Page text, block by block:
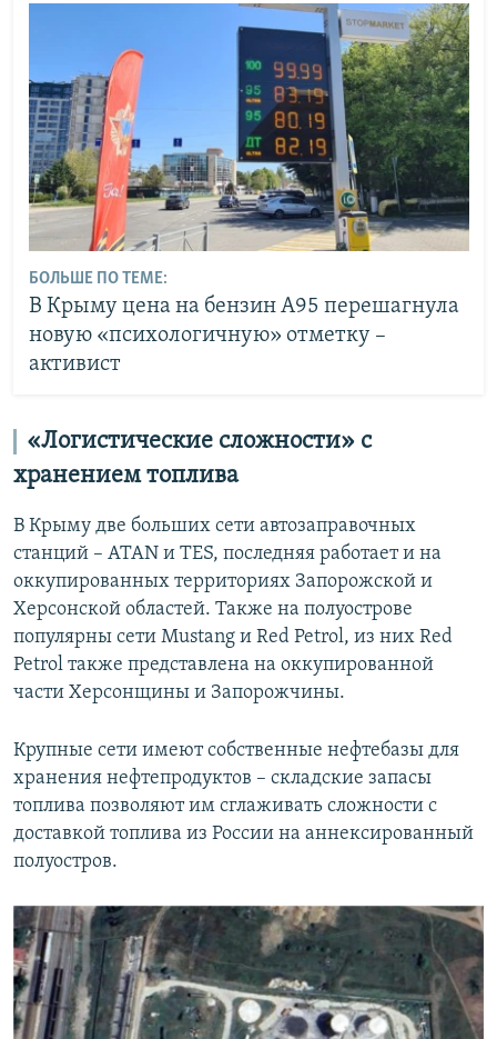
БОЛЬШЕ ПО ТЕМЕ:
В Крыму цена на бензин А95 перешагнула
новую «психологичную» отметку –
активист
«Логистические сложности» с
хранением топлива
В Крыму две больших сети автозаправочных
станций – ATAN и TES, последняя работает и на
оккупированных территориях Запорожской и
Херсонской областей. Также на полуострове
популярны сети Mustang и Red Petrol, из них Red
Petrol также представлена на оккупированной
части Херсонщины и Запорожчины.
Крупные сети имеют собственные нефтебазы для
хранения нефтепродуктов – складские запасы
топлива позволяют им сглаживать сложности с
доставкой топлива из России на аннексированный
полуостров.